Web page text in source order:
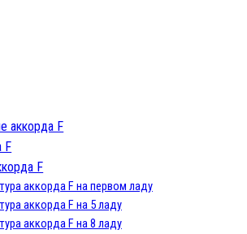
аккорда F
F
F
аккорда F на первом ладу
аккорда F на 5 ладу
аккорда F на 8 ладу